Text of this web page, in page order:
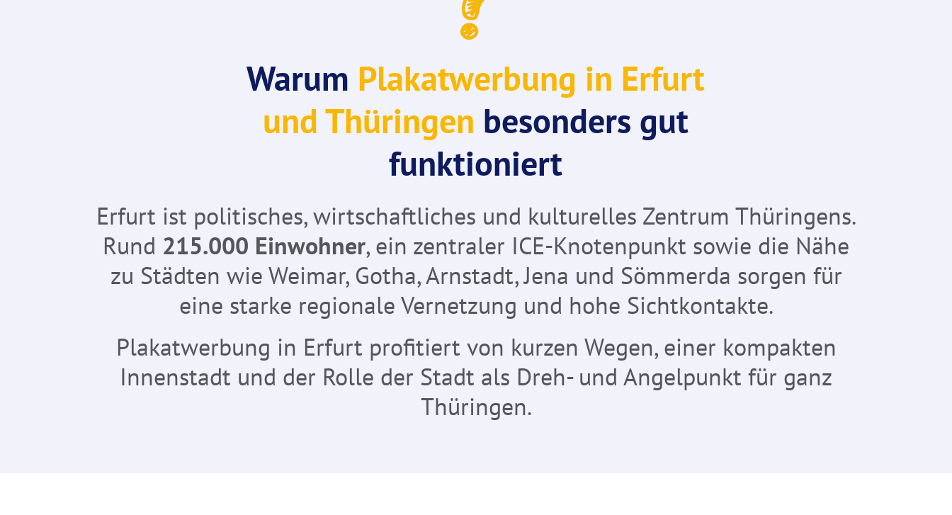
Warum Plakatwerbung in Erfurt
und Thüringen besonders gut
funktioniert
Erfurt ist politisches, wirtschaftliches und kulturelles Zentrum Thüringens.
Rund 215.000 Einwohner, ein zentraler ICE-Knotenpunkt sowie die Nähe
zu Städten wie Weimar, Gotha, Arnstadt, Jena und Sömmerda sorgen für
eine starke regionale Vernetzung und hohe Sichtkontakte.
Plakatwerbung in Erfurt profitiert von kurzen Wegen, einer kompakten
Innenstadt und der Rolle der Stadt als Dreh- und Angelpunkt für ganz
Thüringen.